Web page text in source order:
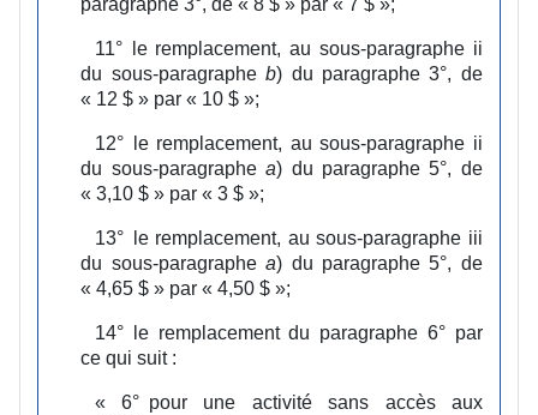
11° le remplacement, au sous‑paragraphe ii
du sous‑paragrapheb) du paragraphe 3°, de
« 12 $ » par « 10 $ »;
12° le remplacement, au sous‑paragraphe ii
du sous‑paragraphea) du paragraphe 5°, de
« 3,10 $ » par « 3 $ »;
13° le remplacement, au sous‑paragraphe iii
du sous‑paragraphea) du paragraphe 5°, de
« 4,65 $ » par « 4,50 $ »;
14° le remplacement du paragraphe 6° par
ce qui suit :
«6° pour une activité sans accès aux